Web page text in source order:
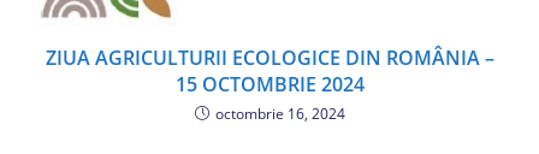
ZIUA AGRICULTURII ECOLOGICE DIN ROMÂNIA –
15 OCTOMBRIE 2024
octombrie 16, 2024